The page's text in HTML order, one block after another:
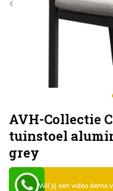
AVH-Collectie
tuinstoel
grey
Wil jij een video demo